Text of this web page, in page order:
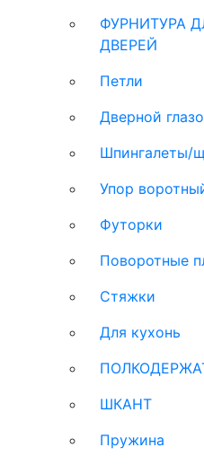
ФУРНИТУРА
ДВЕРЕЙ
Петли
Дверной
Шпингалеты/
Упор
Футорки
Поворотные
Стяжки
Для кухонь
ШКАНТ
Пружина